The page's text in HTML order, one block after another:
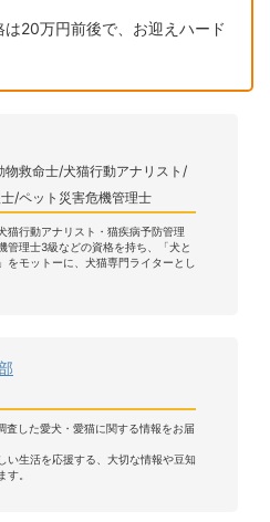
は20万円前後で、お迎えハード
物救命士/犬猫行動アナリスト/
/ペット災害危機管理士
猫行動アナリスト・猫疾病予防管理
管理士3級などの資格を持ち、「犬と
をモットーに、犬猫専門ライターとし
査した愛犬・愛猫に関する情報をお届
い生活を応援する、大切な情報や豆知
す。